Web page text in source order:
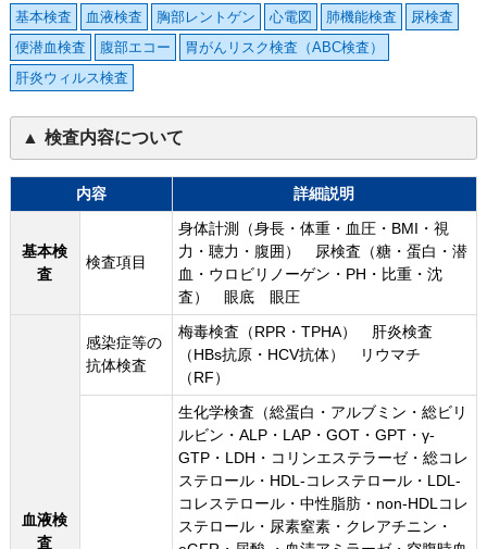
基本検査 血液検査 胸部レントゲン 心電図 肺機能検査
尿検査
便潜血検査
腹部エコー
胃がんリスク検査（ABC検査）
肝炎ウィルス検査
検査内容について
内容 詳細説明
基本検
査
検査項目
身体計測（身長・体重・血圧・BMI・視
力・聴力・腹囲） 尿検査（糖・蛋白・潜
血・ウロビリノーゲン・PH・比重・沈
査） 眼底 眼圧
血液検
査
感染症等の
抗体検査
梅毒検査（RPR・TPHA） 肝炎検査
（HBs抗原・HCV抗体） リウマチ
（RF）
生化学検査（総蛋白・アルブミン・総ビリ
ルビン・ALP・LAP・GOT・GPT・γ-
GTP・LDH・コリンエステラーゼ・総コレ
ステロール・HDL-コレステロール・LDL-
コレステロール・中性脂肪・non-HDLコレ
ステロール・尿素窒素・クレアチニン・